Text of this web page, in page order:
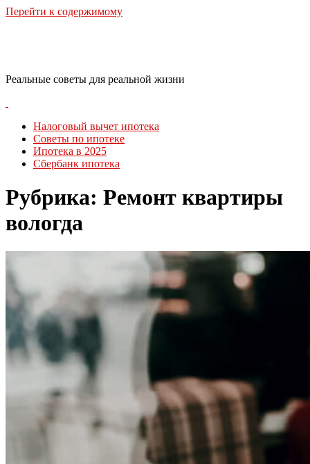
Перейти к содержимому
Реальные советы для реальной жизни
Налоговый вычет ипотека
Советы по ипотеке
Ипотека в 2025
Сбербанк ипотека
Рубрика: Ремонт квартиры
вологда